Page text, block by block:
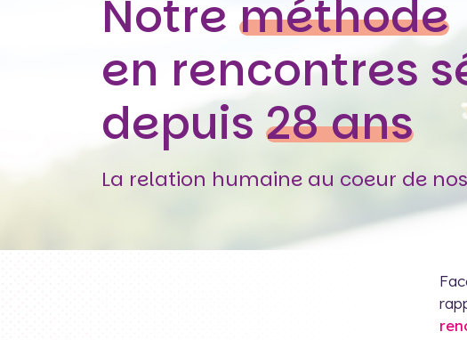
Notre méthode
en rencontres
depuis 28 ans
La relation humaine au coeur de